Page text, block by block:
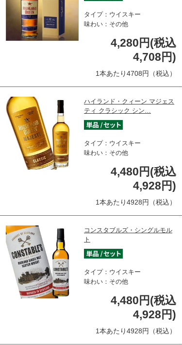
タイプ：ウイスキー
味わい：その他
4,280円(税込
4,708円)
1本あたり4708円（税込）
ハイランド・クィーン マジェス
ティ クラシック シン…
タイプ：ウイスキー
味わい：その他
4,480円(税込
4,928円)
1本あたり4928円（税込）
コンスタブルズ・シングルモル
ト
タイプ：ウイスキー
味わい：その他
4,480円(税込
4,928円)
1本あたり4928円（税込）